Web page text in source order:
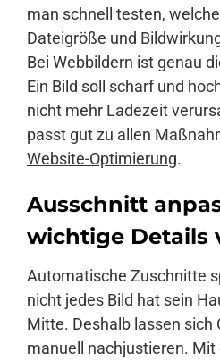
man schnell testen,
Dateigröße und
Bei Webbildern ist genau
Ein Bild soll scharf und
nicht mehr Ladezeit
passt gut zu allen
Website-Optimierung.
Ausschnitt
wichtige Details
Automatische Zuschnitte
nicht jedes Bild hat sein
Mitte. Deshalb lassen sich
manuell nachjustieren. Mit